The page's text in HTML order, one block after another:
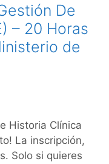
De
– 20 Horas
de
Historia Clínica
La inscripción,
Solo si quieres